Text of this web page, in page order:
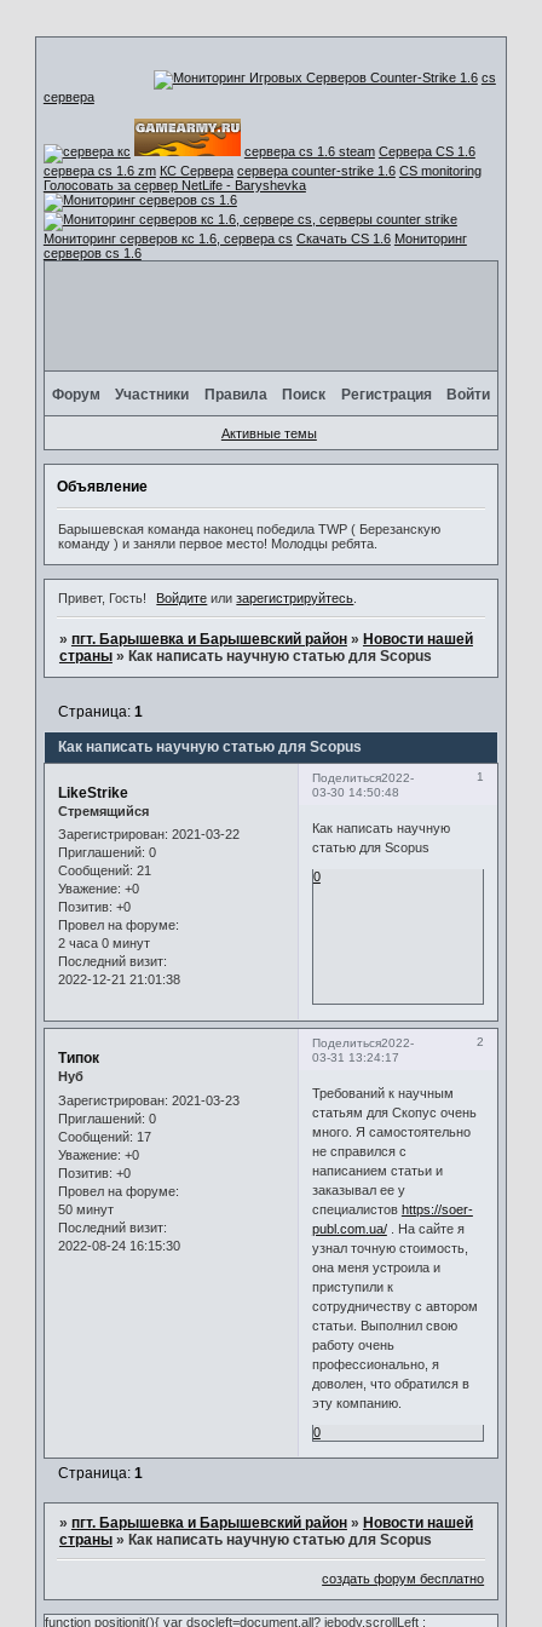
cs
сервера
сервера cs 1.6 steam Сервера CS 1.6
сервера cs 1.6 zm КС Сервера сервера counter-strike 1.6 CS monitoring
Голосовать за сервер NetLife - Baryshevka
Мониторинг серверов кс 1.6, сервера cs Скачать CS 1.6 Мониторинг
серверов cs 1.6
Форум Участники Правила Поиск Регистрация Войти
Активные темы
Объявление
Барышевская команда наконец победила TWP ( Березанскую
команду ) и заняли первое место! Молодцы ребята.
Привет, Гость! Войдите илизарегистрируйтесь
» пгт. Барышевка и Барышевский район » Новости нашей
страны » Как написать научную статью для Scopus
Как написать научную статью для Scopus
Страница: 1
Поделиться 1
2022-
03-30 14:50:48
LikeStrike
Стремящийся
Зарегистрирован: 2021-03-22
Приглашений: 0
Сообщений: 21
Уважение: +0
Позитив: +0
Провел на форуме:
2 часа 0 минут
Последний визит:
2022-12-21 21:01:38
Как написать научную
статью для Scopus
0
Поделиться 2
2022-
03-31 13:24:17
Типок
Нуб
Зарегистрирован: 2021-03-23
Приглашений: 0
Сообщений: 17
Уважение: +0
Позитив: +0
Провел на форуме:
50 минут
Последний визит:
2022-08-24 16:15:30
Требований к научным
статьям для Скопус очень
много. Я самостоятельно
не справился с
написанием статьи и
заказывал ее у
специалистов https://soer-
publ.com.ua/. На сайте я
узнал точную стоимость,
она меня устроила и
приступили к
сотрудничеству с автором
статьи. Выполнил свою
работу очень
профессионально, я
доволен, что обратился в
эту компанию.
0
Страница: 1
» пгт. Барышевка и Барышевский район » Новости нашей
страны » Как написать научную статью для Scopus
создать форум бесплатно
function positionit(){ var dsocleft=document.all? iebody.scrollLeft :